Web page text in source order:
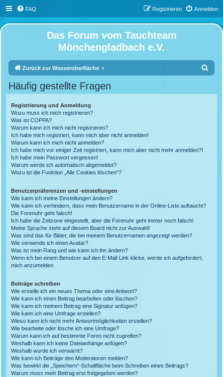
FAQ Anmelden
Registrieren
Das Forum vom Tauchteam
Mönchengladbach e.V.
Zurück zur Wasseroberfläche
Häufig gestellte Fragen
Registrierung und Anmeldung
Wozu muss ich mich registrieren?
Was ist COPPA?
Warum kann ich mich nicht registrieren?
Ich habe mich registriert, kann mich aber nicht anmelden!
Warum kann ich mich nicht anmelden?
Ich habe mich vor einiger Zeit registriert, kann mich aber nicht mehr anmelden?!
Ich habe mein Passwort vergessen!
Warum werde ich automatisch abgemeldet?
Wozu ist die Funktion „Alle Cookies löschen“?
Benutzerpräferenzen und -einstellungen
Wie kann ich meine Einstellungen ändern?
Wie kann ich verhindern, dass mein Benutzername in der Online-Liste auftaucht?
Die Forenuhr geht falsch!
Ich habe die Zeitzone eingestellt, aber die Forenuhr geht immer noch falsch!
Meine Sprache steht auf diesem Board nicht zur Auswahl!
Was sind das für Bilder, die bei meinem Benutzernamen angezeigt werden?
Wie verwende ich einen Avatar?
Was ist mein Rang und wie kann ich ihn ändern?
Wenn ich bei einem Benutzer auf den E-Mail-Link klicke, werde ich aufgefordert,
mich anzumelden.
Beiträge schreiben
Wie erstelle ich ein neues Thema oder eine Antwort?
Wie kann ich einen Beitrag bearbeiten oder löschen?
Wie kann ich meinem Beitrag eine Signatur anfügen?
Wie kann ich eine Umfrage erstellen?
Wieso kann ich nicht mehr Antwortmöglichkeiten erstellen?
Wie bearbeite oder lösche ich eine Umfrage?
Warum kann ich auf bestimmte Foren nicht zugreifen?
Weshalb kann ich keine Dateianhänge anfügen?
Weshalb wurde ich verwarnt?
Wie kann ich Beiträge den Moderatoren melden?
Was bewirkt die „Speichern“-Schaltfläche beim Schreiben eines Beitrags?
Warum muss mein Beitrag erst freigegeben werden?